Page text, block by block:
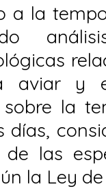
a la
aviar y
sobre la
días,
de las
la Ley